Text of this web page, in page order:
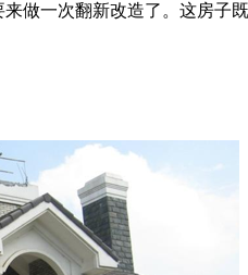
做一次翻新改造了。这房子